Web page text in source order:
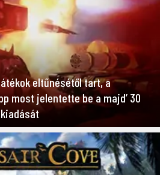
eltűnésétől tart, a
most jelentette be a majd’ 30
kiadását